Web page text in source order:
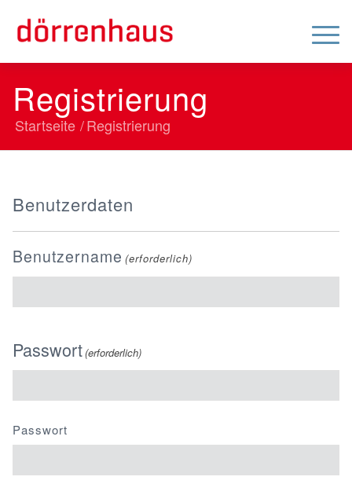
Registrierung
Startseite /Registrierung
Benutzerdaten
Benutzername (erforderlich)
Passwort(erforderlich)
Passwort